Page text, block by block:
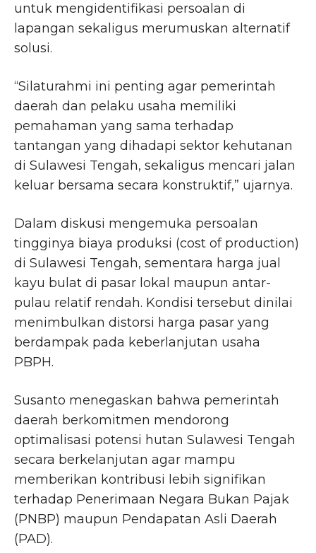
untuk mengidentifikasi persoalan di
lapangan sekaligus merumuskan alternatif
solusi.
“Silaturahmi ini penting agar pemerintah
daerah dan pelaku usaha memiliki
pemahaman yang sama terhadap
tantangan yang dihadapi sektor kehutanan
di Sulawesi Tengah, sekaligus mencari jalan
keluar bersama secara konstruktif,” ujarnya.
Dalam diskusi mengemuka persoalan
tingginya biaya produksi (cost of production)
di Sulawesi Tengah, sementara harga jual
kayu bulat di pasar lokal maupun antar-
pulau relatif rendah. Kondisi tersebut dinilai
menimbulkan distorsi harga pasar yang
berdampak pada keberlanjutan usaha
PBPH.
Susanto menegaskan bahwa pemerintah
daerah berkomitmen mendorong
optimalisasi potensi hutan Sulawesi Tengah
secara berkelanjutan agar mampu
memberikan kontribusi lebih signifikan
terhadap Penerimaan Negara Bukan Pajak
(PNBP) maupun Pendapatan Asli Daerah
(PAD).